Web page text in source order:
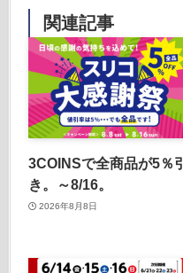
関連記事
3COINSで全商品が5％引
き。～8/16。
2026年8月8日